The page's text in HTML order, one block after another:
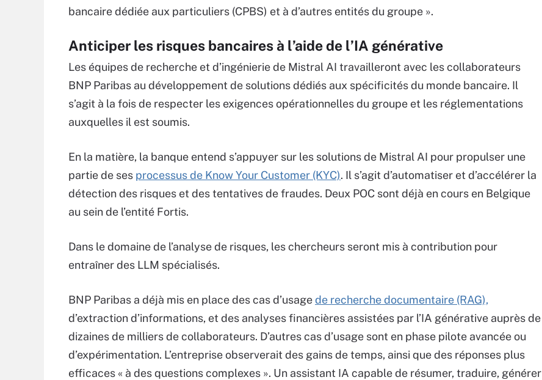
bancaire dédiée aux particuliers (CPBS) et à d’autres entités du groupe ».
Anticiper les risques bancaires à l’aide de l’IA générative
Les équipes de recherche et d’ingénierie de Mistral AI travailleront avec les collaborateurs
BNP Paribas au développement de solutions dédiés aux spécificités du monde bancaire. Il
s’agit à la fois de respecter les exigences opérationnelles du groupe et les réglementations
auxquelles il est soumis.
En la matière, la banque entend s’appuyer sur les solutions de Mistral AI pour propulser une
partie de ses processus de Know Your Customer (KYC). Il s’agit d’automatiser et d’accélérer la
détection des risques et des tentatives de fraudes. Deux POC sont déjà en cours en Belgique
au sein de l’entité Fortis.
Dans le domaine de l’analyse de risques, les chercheurs seront mis à contribution pour
entraîner des LLM spécialisés.
BNP Paribas a déjà mis en place des cas d’usagede recherche documentaire (RAG),
d’extraction d’informations, et des analyses financières assistées par l’IA générative auprès de
dizaines de milliers de collaborateurs. D’autres cas d’usage sont en phase pilote avancée ou
d’expérimentation. L’entreprise observerait des gains de temps, ainsi que des réponses plus
efficaces « à des questions complexes ». Un assistant IA capable de résumer, traduire, générer